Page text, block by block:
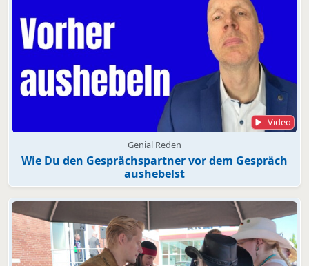
Video
Genial Reden
Wie Du den Gesprächspartner vor dem Gespräch
aushebelst